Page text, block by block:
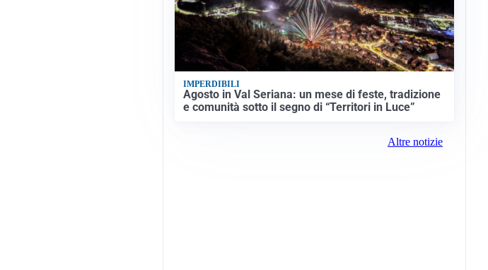
IMPERDIBILI
Agosto in Val Seriana: un mese di feste, tradizione
e comunità sotto il segno di “Territori in Luce”
Altre notizie